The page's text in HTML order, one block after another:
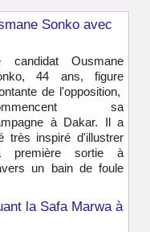
Sonko avec
candidat Ousmane
44 ans, figure
de l'opposition,
sa
à Dakar. Il a
très inspiré d'illustrer
première sortie à
un bain de foule
la Safa Marwa à